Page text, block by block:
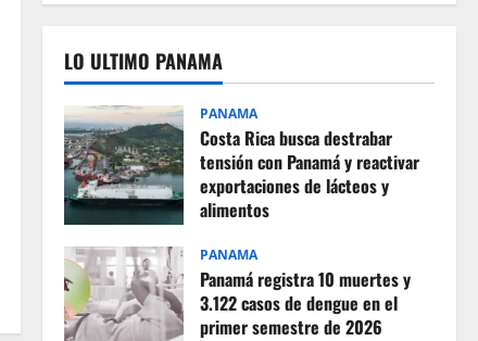
LO ULTIMO PANAMA
PANAMA
Costa Rica busca destrabar
tensión con Panamá y reactivar
exportaciones de lácteos y
alimentos
PANAMA
Panamá registra 10 muertes y
3.122 casos de dengue en el
primer semestre de 2026